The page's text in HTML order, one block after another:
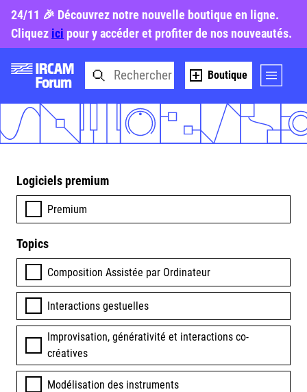
24/11 🎉 Découvrez notre nouvelle boutique en ligne.
Cliquez ici pour y accéder et profiter de nos nouveautés.
Boutique
Logiciels premium
Premium
Topics
Composition Assistée par Ordinateur
Interactions gestuelles
Improvisation, générativité et interactions co-
créatives
Modélisation des instruments